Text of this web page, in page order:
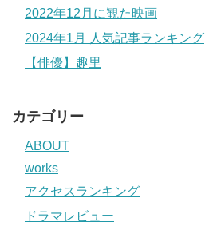
2022年12月に観た映画
2024年1月 人気記事ランキング
【俳優】趣里
カテゴリー
ABOUT
works
アクセスランキング
ドラマレビュー